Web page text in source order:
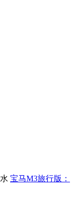
宝马M3旅行版：